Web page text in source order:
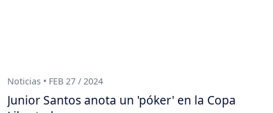
Noticias • FEB 27 / 2024
Junior Santos anota un 'póker' en la Copa